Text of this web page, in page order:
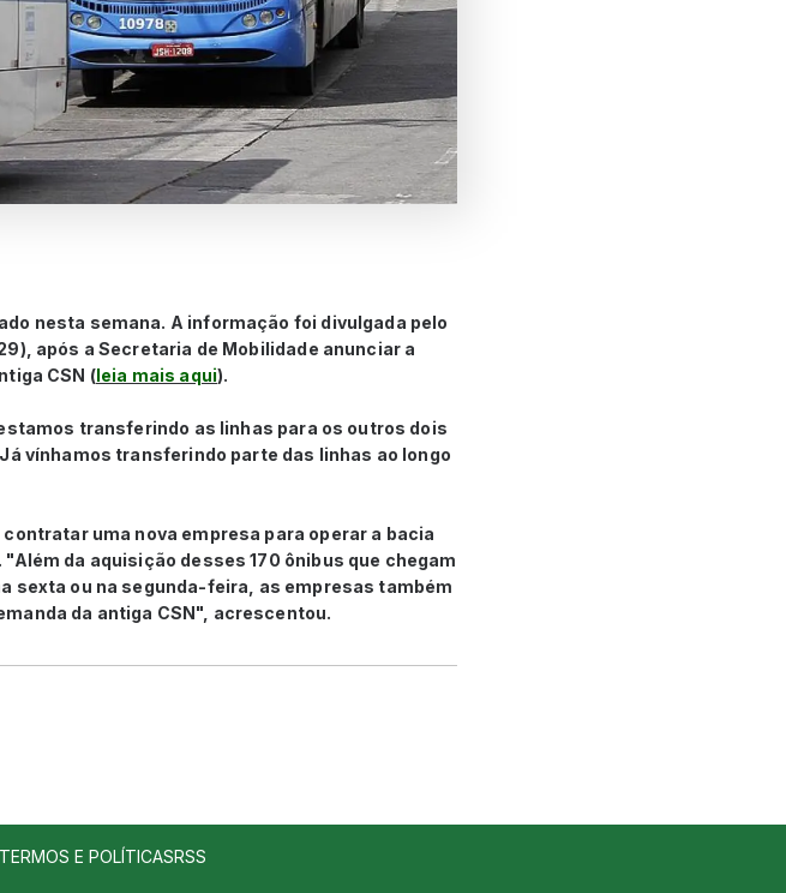
nesta semana. A informação foi divulgada pelo
após a Secretaria de Mobilidade anunciar a
CSN (leia mais aqui).
transferindo as linhas para os outros dois
vínhamos transferindo parte das linhas ao longo
uma nova empresa para operar a bacia
da aquisição desses 170 ônibus que chegam
sexta ou na segunda-feira, as empresas também
da antiga CSN", acrescentou.
TERMOS E POLÍTICASRSS